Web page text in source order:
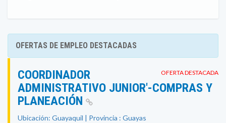
OFERTAS DE EMPLEO DESTACADAS
OFERTA DESTACADA
COORDINADOR
ADMINISTRATIVO JUNIOR'-COMPRAS Y
PLANEACIÓN
Ubicación: Guayaquil | Provincia : Guayas